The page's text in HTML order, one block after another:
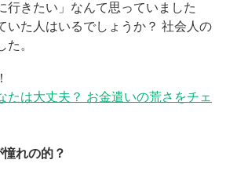
行きたい」なんて思っていました
いた人はいるでしょうか？ 社会人の
。
たは大丈夫？ お金遣いの荒さをチェ
れの的？